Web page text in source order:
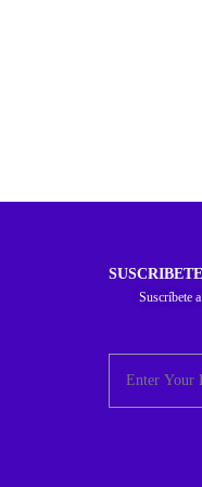
SUSCRIBETE
Suscríbete